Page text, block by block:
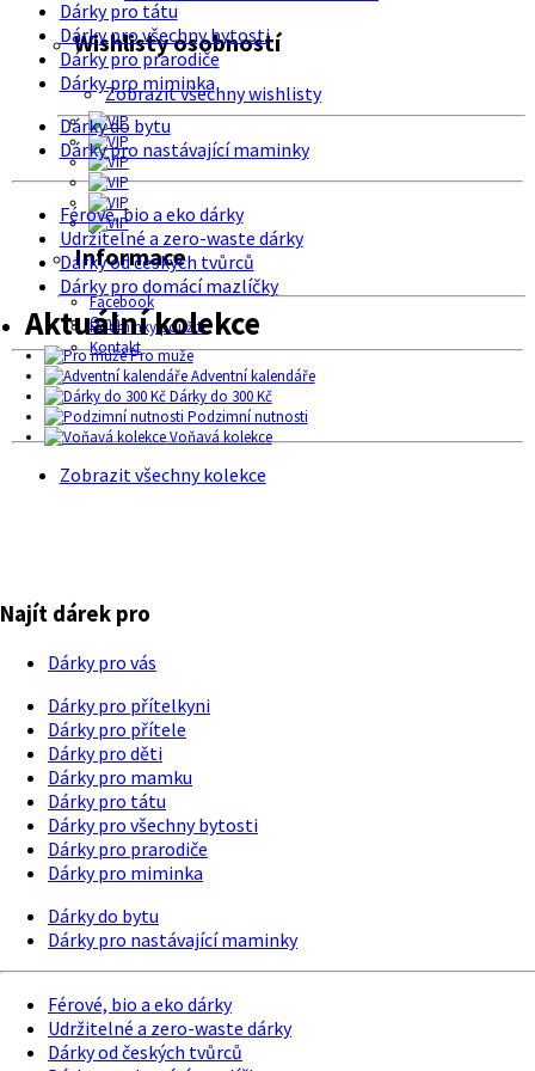
Wishlisty osobností
Zobrazit všechny wishlisty
Informace
Facebook
O nás
Podmínky použití
Kontakt
Dárky pro tátu
Dárky pro všechny bytosti
Dárky pro prarodiče
Dárky pro miminka
Dárky do bytu
Dárky pro nastávající maminky
Férové, bio a eko dárky
Udržitelné a zero-waste dárky
Dárky od českých tvůrců
Dárky pro domácí mazlíčky
Aktuální kolekce
Pro muže
Adventní kalendáře
Dárky do 300 Kč
Podzimní nutnosti
Voňavá kolekce
Zobrazit všechny kolekce
Najít dárek pro
Dárky pro vás
Dárky pro přítelkyni
Dárky pro přítele
Dárky pro děti
Dárky pro mamku
Dárky pro tátu
Dárky pro všechny bytosti
Dárky pro prarodiče
Dárky pro miminka
Dárky do bytu
Dárky pro nastávající maminky
Férové, bio a eko dárky
Udržitelné a zero-waste dárky
Dárky od českých tvůrců